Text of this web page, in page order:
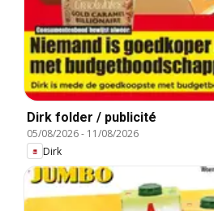
Dirk folder / publicité
05/08/2026- 11/08/2026
Dirk